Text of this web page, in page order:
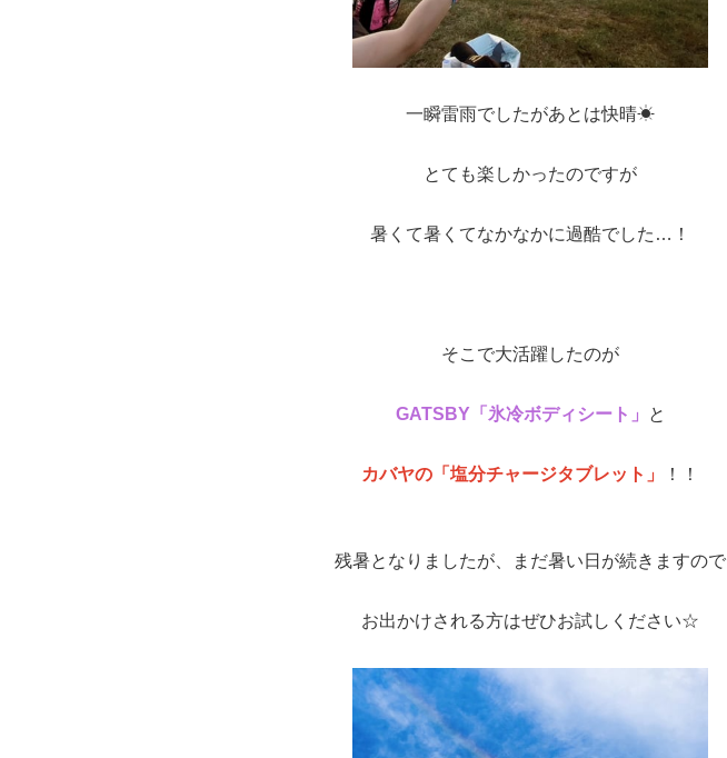
一瞬雷雨でしたがあとは快晴☀
とても楽しかったのですが
暑くて暑くてなかなかに過酷でした…！
そこで大活躍したのが
GATSBY「氷冷ボディシート」 と
カバヤの「塩分チャージタブレット」 ！！
残暑となりましたが、まだ暑い日が続きますので
お出かけされる方はぜひお試しください☆